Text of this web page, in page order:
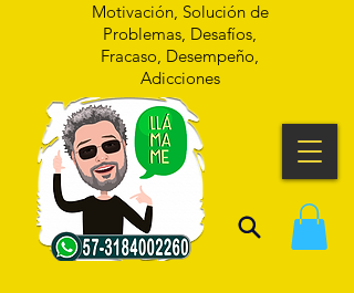
Motivación, Solución de
Problemas, Desafíos,
Fracaso, Desempeño,
Adicciones